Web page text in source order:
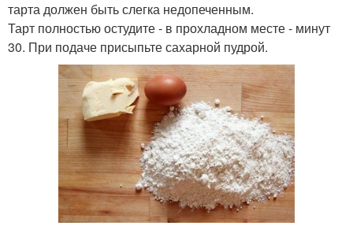
тарта должен быть слегка недопеченным.
Тарт полностью остудите - в прохладном месте - минут
30. При подаче присыпьте сахарной пудрой.